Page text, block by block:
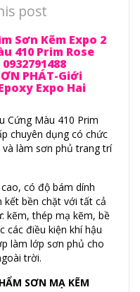
post
Sơn Kẽm Expo 2
410 Prim Rose
PHÁT-Giới
Expo Hai
Cứng Màu 410 Prim
chuyên dụng có chức
làm sơn phủ trang trí
có độ bám dính
kết bền chặt với tất cả
kẽm, thép mạ kẽm, bề
điều kiện khí hậu
làm lớp sơn phủ cho
trời.
SƠN MẠ KẼM